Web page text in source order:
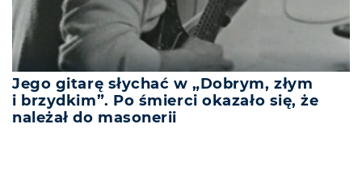
Jego gitarę słychać w „Dobrym, złym
i brzydkim”. Po śmierci okazało się, że
należał do masonerii